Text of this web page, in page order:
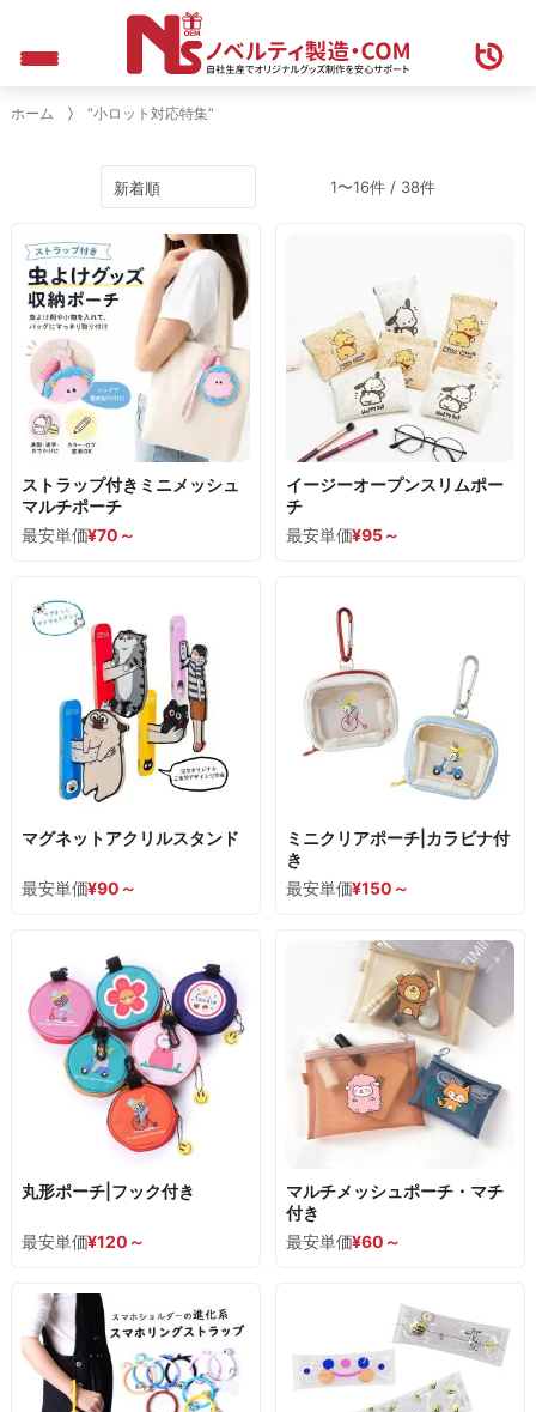
ホーム “小ロット対応特集”
1〜16件 / 38件
最安単価¥70～
ストラップ付きミニメッシュ
マルチポーチ
最安単価¥95～
イージーオープンスリムポー
チ
最安単価¥90 ～
マグネットアクリルスタンド
最安単価¥150 ～
ミニクリアポーチ|カラビナ付
き
最安単価¥120 ～
丸形ポーチ|フック付き
最安単価¥60 ～
マルチメッシュポーチ・マチ
付き